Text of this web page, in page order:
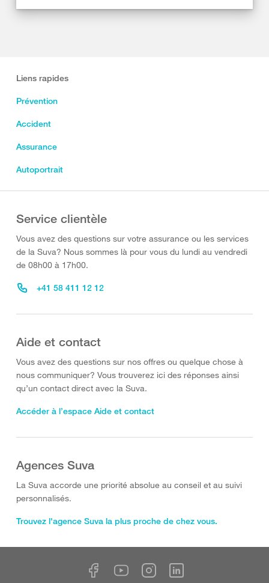
Liens rapides
Prévention
Accident
Assurance
Autoportrait
Service clientèle
Vous avez des questions sur votre assurance ou les services
de la Suva? Nous sommes là pour vous du lundi au vendredi
de 08h00 à 17h00.
+41 58 411 12 12
Aide et contact
Vous avez des questions sur nos offres ou quelque chose à
nous communiquer? Vous trouverez ici des réponses ainsi
qu’un contact direct avec la Suva.
Accéder à l’espace Aide et contact
Agences Suva
La Suva accorde une priorité absolue au conseil et au suivi
personnalisés.
Trouvez l'agence Suva la plus proche de chez vous.